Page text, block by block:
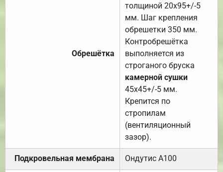
Обрешётка
толщиной 20х95+/-5
мм. Шаг крепления
обрешетки 350 мм.
Контробрешётка
выполняется из
строганого бруска
камерной сушки
45х45+/-5 мм.
Крепится по
стропилам
(вентиляционный
зазор).
Подкровельная мембрана Ондутис А100